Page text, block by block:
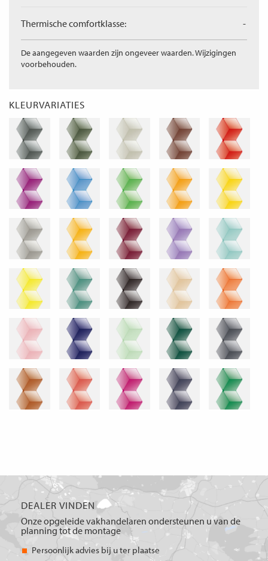
Thermische comfortklasse: -
De aangegeven waarden zijn ongeveer waarden. Wijzigingen
voorbehouden.
KLEURVARIATIES
DEALER VINDEN
Onze opgeleide vakhandelaren ondersteunen u van de
planning tot de montage
Persoonlijk advies bij u ter plaatse